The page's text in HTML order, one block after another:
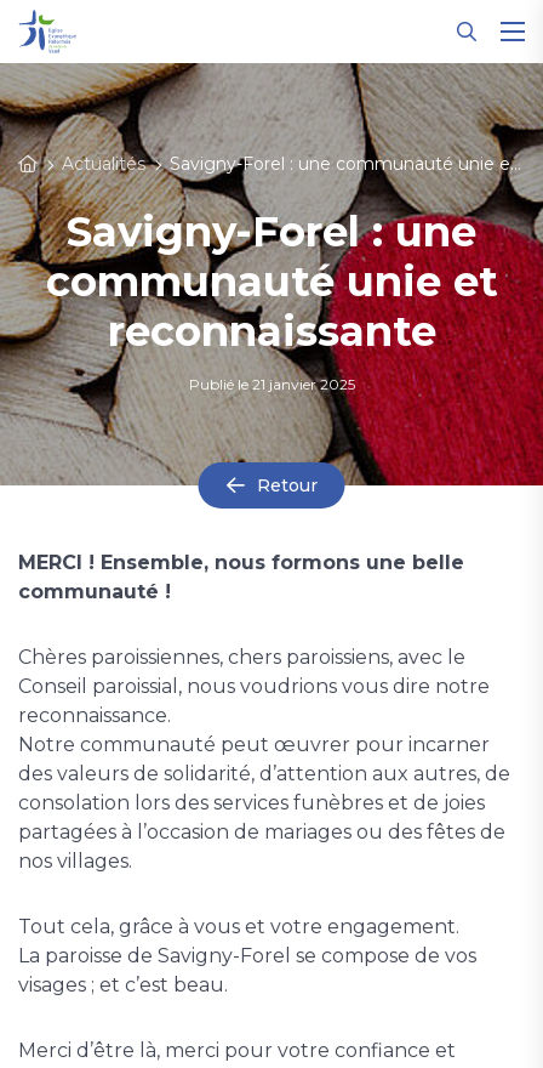
Actualités Savigny-Forel : une communauté unie et reconnaissante
Savigny-Forel : une
communauté unie et
reconnaissante
Publié le 21 janvier 2025
Retour
MERCI ! Ensemble, nous formons une belle
communauté !
Chères paroissiennes, chers paroissiens, avec le
Conseil paroissial, nous voudrions vous dire notre
reconnaissance.
Notre communauté peut œuvrer pour incarner
des valeurs de solidarité, d’attention aux autres, de
consolation lors des services funèbres et de joies
partagées à l’occasion de mariages ou des fêtes de
nos villages.
Tout cela, grâce à vous et votre engagement.
La paroisse de Savigny-Forel se compose de vos
visages ; et c’est beau.
Merci d’être là, merci pour votre confiance et
Panneau de gestion des cookies